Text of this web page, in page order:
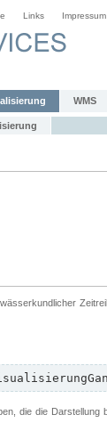
Links Impressum
WMS
die die Darstellung